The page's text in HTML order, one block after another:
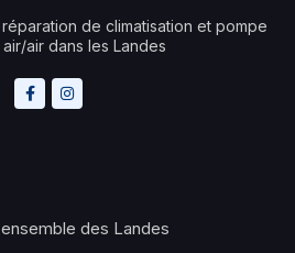
de climatisation et pompe
air dans les Landes
des Landes